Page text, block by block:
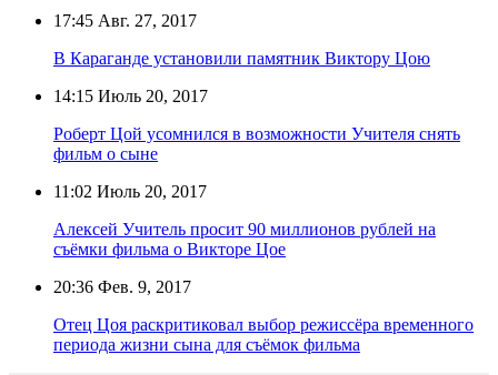
17:45 Авг. 27, 2017
В Караганде установили памятник Виктору Цою
14:15 Июль 20, 2017
Роберт Цой усомнился в возможности Учителя снять
фильм о сыне
11:02 Июль 20, 2017
Алексей Учитель просит 90 миллионов рублей на
съёмки фильма о Викторе Цое
20:36 Фев. 9, 2017
Отец Цоя раскритиковал выбор режиссёра временного
периода жизни сына для съёмок фильма